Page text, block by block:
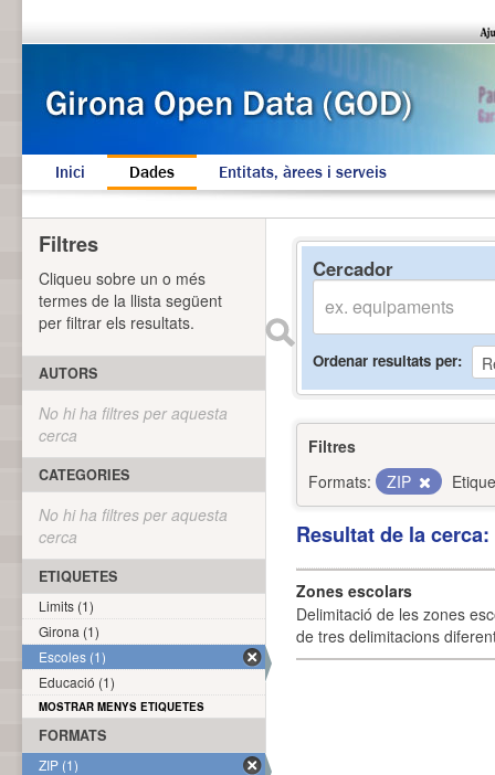
Inici Dades Entitats, àrees i serveis
Cercador
Ordenar resultats per
Filtres
Formats:
ZIP
Resultat de la
Zones escolars
Delimitació de les zones
de tres delimitacions
Filtres
Cliqueu sobre un o més
termes de la llista següent
per filtrar els resultats.
AUTORS
No hi ha filtres per aquesta
cerca
CATEGORIES
No hi ha filtres per aquesta
cerca
ETIQUETES
Limits (1)
Girona (1)
Escoles (1)
Educació (1)
MOSTRAR MENYS ETIQUETES
FORMATS
ZIP (1)